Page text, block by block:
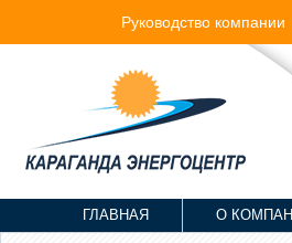
Руководство компании
ГЛАВНАЯ О